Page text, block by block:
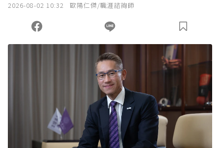
2026-08-02 10:32 歐陽仁傑/職涯諮詢師